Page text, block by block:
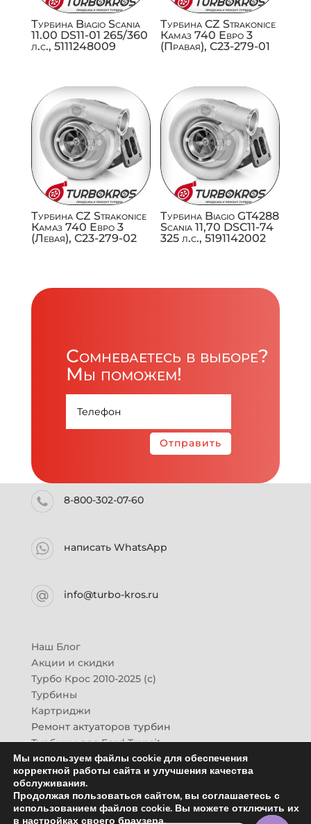
Турбина Biagio Scania
11.00 DS11-01 265/360
л.с., 5111248009
Турбина CZ Strakonice
Камаз 740 Евро 3
(Правая), C23-279-01
Турбина CZ Strakonice
Камаз 740 Евро 3
(Левая), C23-279-02
Турбина Biagio GT4288
Scania 11,70 DSC11-74
325 л.с., 5191142002
Сомневаетесь в выборе?
Мы поможем!
Отправить
8-800-302-07-60
написать WhatsApp
info@turbo-kros.ru
Наш Блог
Акции и скидки
Турбо Крос 2010-2025 (с)
Турбины
Картриджи
Ремонт актуаторов турбин
Турбины для Ford Transit
Турбины для Mazda CX-7
Картридж для ГАЗон-Next
Турбины HINO (Хино)
Купить новую турбину
Мы используем файлы cookie для обеспечения
корректной работы сайта и улучшения качества
обслуживания.
Продолжая пользоваться сайтом, вы соглашаетесь с
использованием файлов cookie. Вы можете отключить их
в настройках своего браузера.